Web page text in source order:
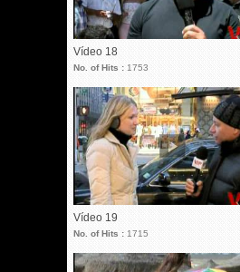
Vídeo 18
No. of Hits : 1753
Vídeo 19
No. of Hits : 1715